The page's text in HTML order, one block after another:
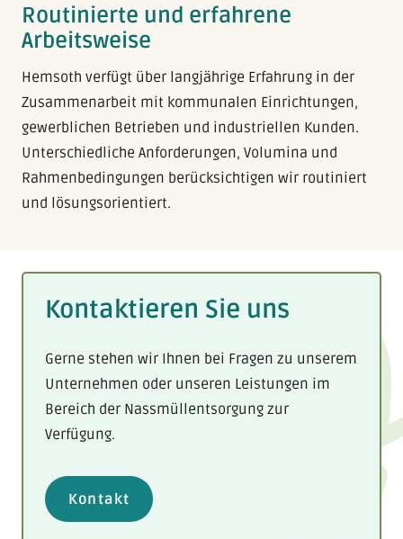
Routinierte und erfahrene
Arbeitsweise
Hemsoth verfügt über langjährige Erfahrung in der
Zusammenarbeit mit kommunalen Einrichtungen,
gewerblichen Betrieben und industriellen Kunden.
Unterschiedliche Anforderungen, Volumina und
Rahmenbedingungen berücksichtigen wir routiniert
und lösungsorientiert.
Kontaktieren Sie uns
Gerne stehen wir Ihnen bei Fragen zu unserem
Unternehmen oder unseren Leistungen im
Bereich der Nassmüllentsorgung zur
Verfügung.
Kontakt